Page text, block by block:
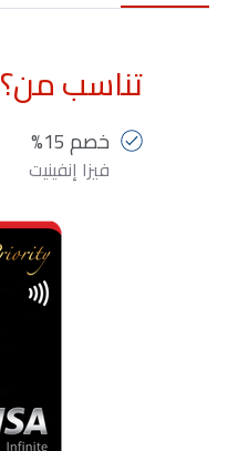
تناسب من؟
خصم 15%
فيزا إنفينيت